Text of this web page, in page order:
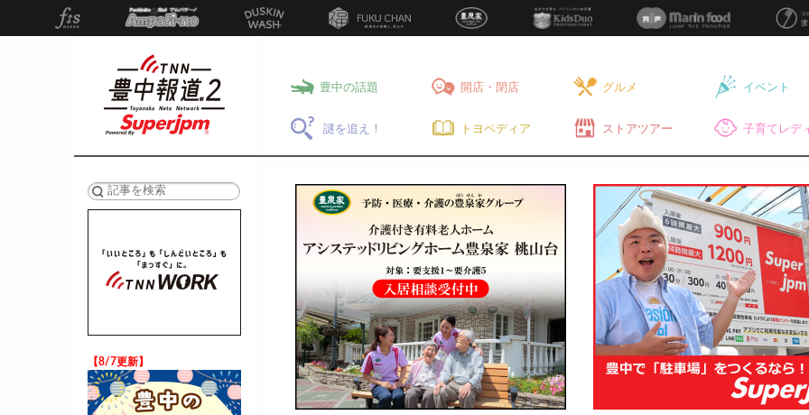
豊中の話題 開店・閉店 グルメ イベント
謎を追え！ トヨペディア ストアツアー 子育てレデ
【8/7更新】